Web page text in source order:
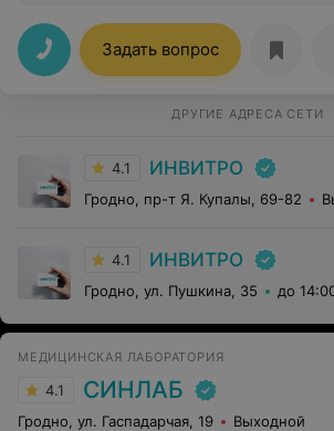
Задать вопрос
ДРУГИЕ АДРЕСА СЕТИ
4.1 ИНВИТРО
Гродно, пр-т Я. Купалы, 69-82
4.1 ИНВИТРО
Гродно, ул. Пушкина, 35 до
МЕДИЦИНСКАЯ ЛАБОРАТОРИЯ
4.1 СИНЛАБ
Гродно, ул. Гаспадарчая, 19 Выходной